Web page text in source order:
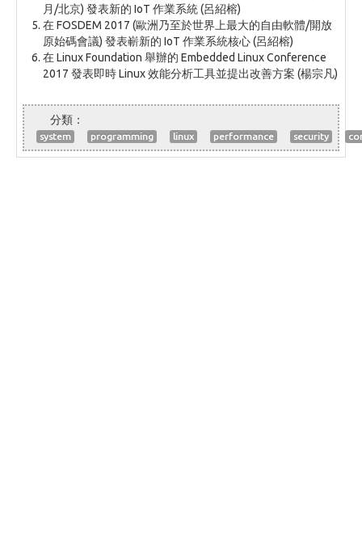
月/北京) 發表新的 IoT 作業系統 (呂紹榕)
在 FOSDEM 2017 (歐洲乃至於世界上最大的自由軟體/開放
原始碼會議) 發表嶄新的 IoT 作業系統核心 (呂紹榕)
在 Linux Foundation 舉辦的 Embedded Linux Conference
2017 發表即時 Linux 效能分析工具並提出改善方案 (楊宗凡)
system programming linux performance security